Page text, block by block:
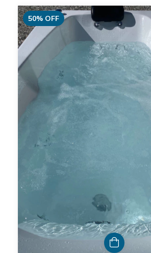
50% OFF